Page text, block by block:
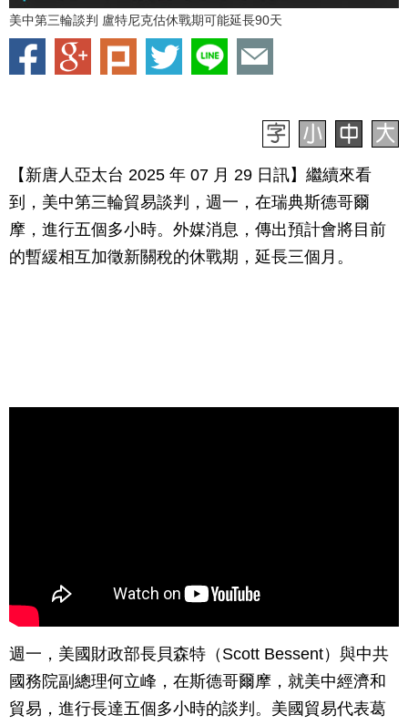
美中第三輪談判 盧特尼克估休戰期可能延長90天
【新唐人亞太台 2025 年 07 月 29 日訊】繼續來看
到，美中第三輪貿易談判，週一，在瑞典斯德哥爾
摩，進行五個多小時。外媒消息，傳出預計會將目前
的暫緩相互加徵新關稅的休戰期，延長三個月。
週一，美國財政部長貝森特（Scott Bessent）與中共
國務院副總理何立峰，在斯德哥爾摩，就美中經濟和
貿易，進行長達五個多小時的談判。美國貿易代表葛